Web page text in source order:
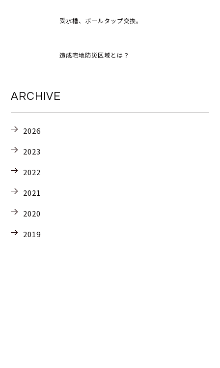
受水槽、ボールタップ交換。
造成宅地防災区域とは？
ARCHIVE
2026
2023
2022
2021
2020
2019